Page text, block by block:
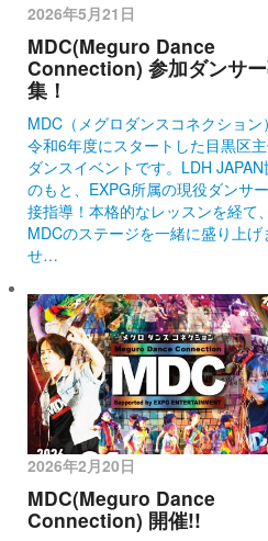
2026年5月21日
MDC(Meguro Dance
Connection) 参加ダンサ
集！
MDC（メグロダンスコネクション
令和6年度にスタートした目黒区
ダンスイベントです。LDH JAPAN
のもと、EXPG所属の現役ダンサ
接指導！本格的なレッスンを経て、
MDCのステージを一緒に盛り上げ
せ…
2026年2月20日
MDC(Meguro Dance
Connection) 開催!!